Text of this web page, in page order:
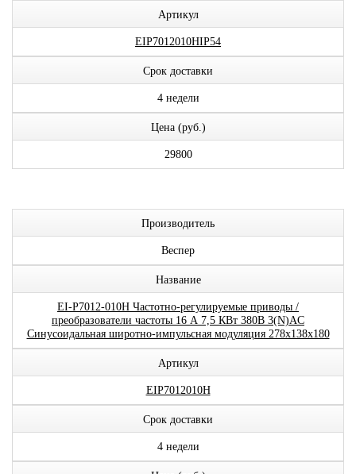
Артикул
EIP7012010HIP54
Срок доставки
4 недели
Цена (руб.)
29800
Производитель
Веспер
Название
EI-P7012-010H Частотно-регулируемые приводы /
преобразователи частоты 16 А 7,5 КВт 380В 3(N)AC
Синусоидальная широтно-импульсная модуляция 278x138x180
Артикул
EIP7012010H
Срок доставки
4 недели